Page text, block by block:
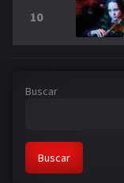
10
Buscar
Buscar